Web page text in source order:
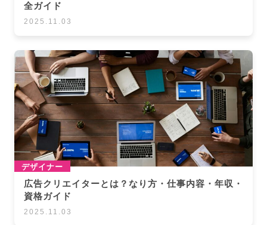
全ガイド
2025.11.03
デザイナー
広告クリエイターとは？なり方・仕事内容・年収・
資格ガイド
2025.11.03